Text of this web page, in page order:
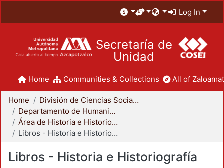
Log In
Secretaría de
Unidad
Home Communities & Collections All of
Home
División de Ciencias Sociales y Humanidades
Departamento de Humanidades
Área de Historia e Historiografía
Libros - Historia e Historiografía
Libros - Historia e Historiografía